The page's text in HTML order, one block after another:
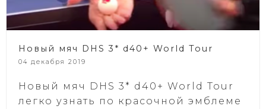
Новый мяч DHS 3* d40+ World Tour
04 декабря 2019
Новый мяч DHS 3* d40+ World Tour
легко узнать по красочной эмблеме